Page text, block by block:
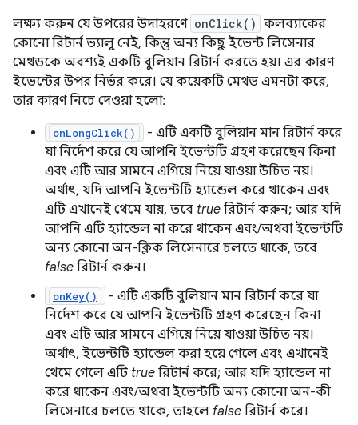
লক্ষ্য করুন যে উপরের উদাহরণে onClick() কলব্যাকের
কোনো রিটার্ন ভ্যালু নেই, কিন্তু অন্য কিছু ইভেন্ট লিসেনার
মেথডকে অবশ্যই একটি বুলিয়ান রিটার্ন করতে হয়। এর কারণ
ইভেন্টের উপর নির্ভর করে। যে কয়েকটি মেথড এমনটা করে,
তার কারণ নিচে দেওয়া হলো:
onLongClick()
- এটি একটি বুলিয়ান মান রিটার্ন করে
যা নির্দেশ করে যে আপনি ইভেন্টটি গ্রহণ করেছেন কিনা
এবং এটি আর সামনে এগিয়ে নিয়ে যাওয়া উচিত নয়।
অর্থাৎ, যদি আপনি ইভেন্টটি হ্যান্ডেল করে থাকেন এবং
এটি এখানেই থেমে যায়, তবে true রিটার্ন করুন; আর যদি
আপনি এটি হ্যান্ডেল না করে থাকেন এবং/অথবা ইভেন্টটি
অন্য কোনো অন-ক্লিক লিসেনারে চলতে থাকে, তবে
false রিটার্ন করুন।
onKey()
- এটি একটি বুলিয়ান মান রিটার্ন করে যা
নির্দেশ করে যে আপনি ইভেন্টটি গ্রহণ করেছেন কিনা
এবং এটি আর সামনে এগিয়ে নিয়ে যাওয়া উচিত নয়।
অর্থাৎ, ইভেন্টটি হ্যান্ডেল করা হয়ে গেলে এবং এখানেই
থেমে গেলে এটি true রিটার্ন করে; আর যদি হ্যান্ডেল না
করে থাকেন এবং/অথবা ইভেন্টটি অন্য কোনো অন-কী
লিসেনারে চলতে থাকে, তাহলে false রিটার্ন করে।